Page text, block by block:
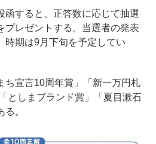
すると、正答数に応じて抽選
プレゼントする。当選者の発表
時期は9月下旬を予定してい
宣言10周年賞」「新一万円札
としまブランド賞」「夏目漱石
。